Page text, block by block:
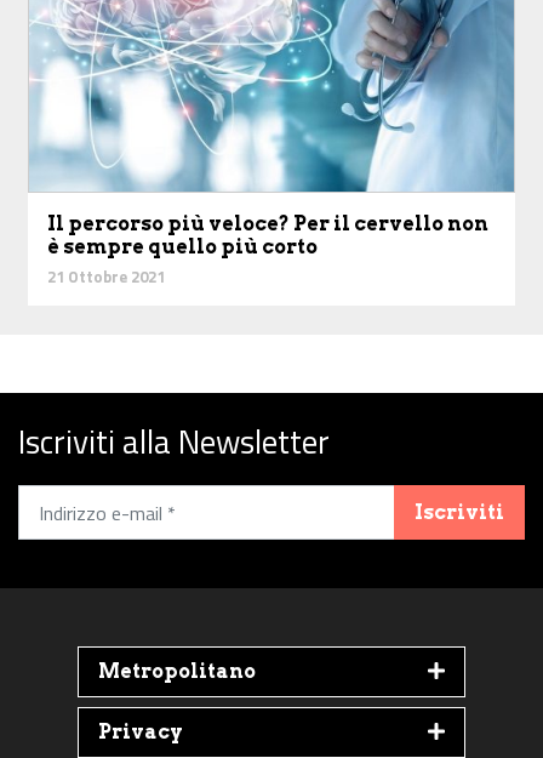
Il percorso più veloce? Per il cervello non
è sempre quello più corto
21 Ottobre 2021
Iscriviti alla Newsletter
Iscriviti
Metropolitano
Privacy